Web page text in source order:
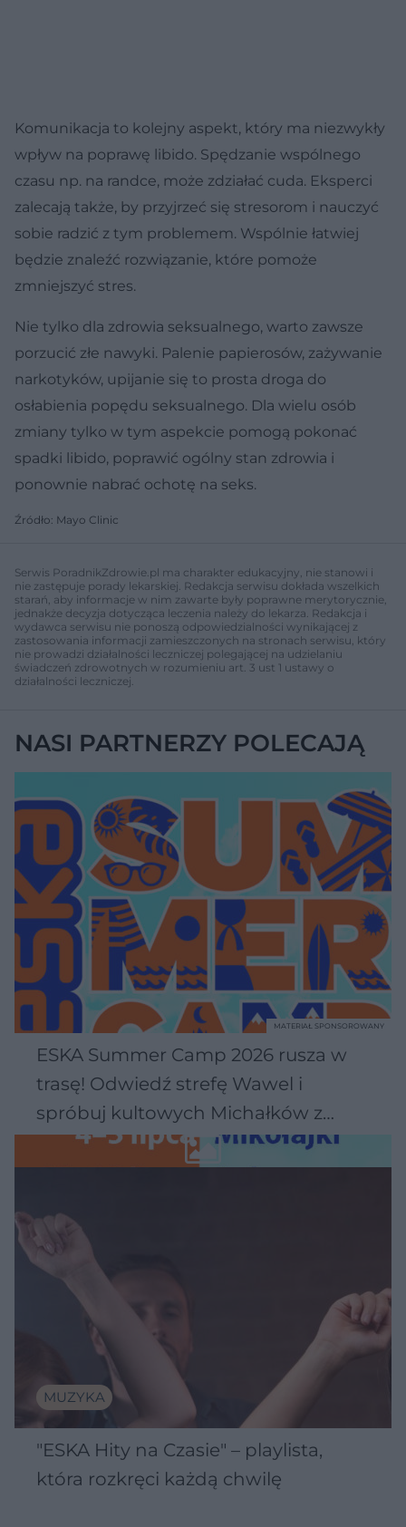
Komunikacja to kolejny aspekt, który ma niezwykły
wpływ na poprawę libido. Spędzanie wspólnego
czasu np. na randce, może zdziałać cuda. Eksperci
zalecają także, by przyjrzeć się stresorom i nauczyć
sobie radzić z tym problemem. Wspólnie łatwiej
będzie znaleźć rozwiązanie, które pomoże
zmniejszyć stres.
Nie tylko dla zdrowia seksualnego, warto zawsze
porzucić złe nawyki. Palenie papierosów, zażywanie
narkotyków, upijanie się to prosta droga do
osłabienia popędu seksualnego. Dla wielu osób
zmiany tylko w tym aspekcie pomogą pokonać
spadki libido, poprawić ogólny stan zdrowia i
ponownie nabrać ochotę na seks.
Źródło: Mayo Clinic
Serwis PoradnikZdrowie.pl ma charakter edukacyjny, nie stanowi i
nie zastępuje porady lekarskiej. Redakcja serwisu dokłada wszelkich
starań, aby informacje w nim zawarte były poprawne merytorycznie,
jednakże decyzja dotycząca leczenia należy do lekarza. Redakcja i
wydawca serwisu nie ponoszą odpowiedzialności wynikającej z
zastosowania informacji zamieszczonych na stronach serwisu, który
nie prowadzi działalności leczniczej polegającej na udzielaniu
świadczeń zdrowotnych w rozumieniu art. 3 ust 1 ustawy o
działalności leczniczej.
NASI PARTNERZY POLECAJĄ
ESKA Summer Camp 2026 rusza w
trasę! Odwiedź strefę Wawel i
spróbuj kultowych Michałków z
Wawelu
MATERIAŁ SPONSOROWANY
MUZYKA
"ESKA Hity na Czasie" – playlista,
która rozkręci każdą chwilę